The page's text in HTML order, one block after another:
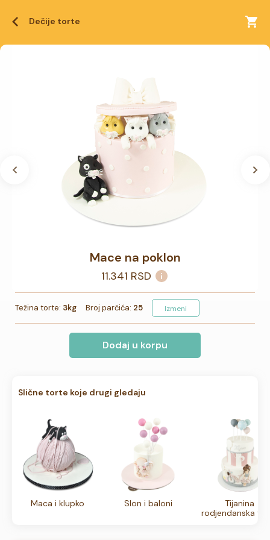
Dečije torte
Mace na poklon
11.341 RSD
Težina torte: 3kg Broj parčića: 25 Izmeni
Dodaj u korpu
Slične torte koje drugi gledaju
Maca i klupko Slon i baloni
Tijanina
rodjendanska